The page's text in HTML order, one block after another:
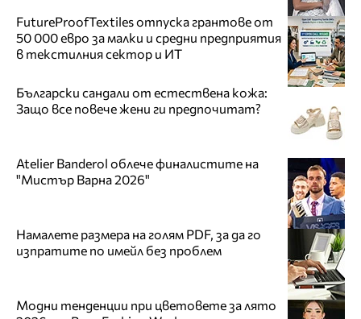
FutureProofTextiles отпуска грантове от
50 000 евро за малки и средни предприятия
в текстилния сектор и ИТ
Български сандали от естествена кожа:
Защо все повече жени ги предпочитат?
Atelier Banderol облече финалистите на
"Мистър Варна 2026"
Намалете размера на голям PDF, за да го
изпратите по имейл без проблем
Модни тенденции при цветовете за лято